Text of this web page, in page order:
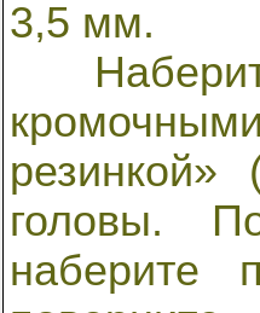
3,5 мм.
головы.
наберите